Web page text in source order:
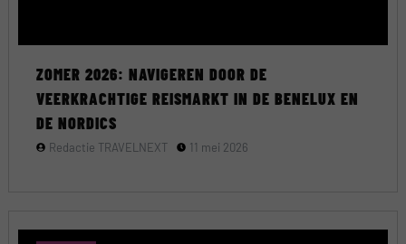
ZOMER 2026: NAVIGEREN DOOR DE
VEERKRACHTIGE REISMARKT IN DE BENELUX EN
DE NORDICS
Redactie TRAVELNEXT 11 mei 2026